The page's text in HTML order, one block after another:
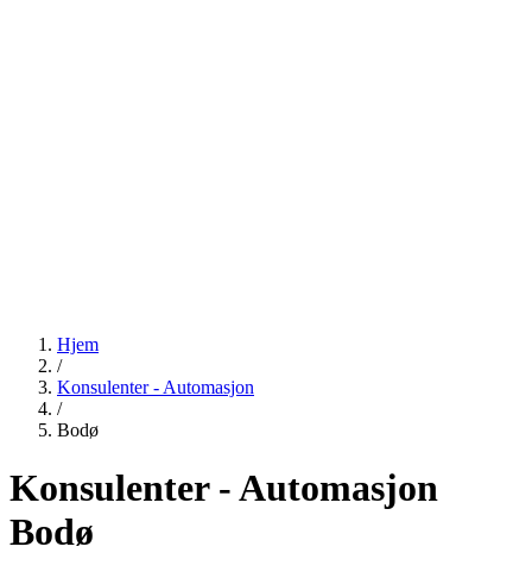
Hjem
/
Konsulenter - Automasjon
/
Bodø
Konsulenter - Automasjon
Bodø